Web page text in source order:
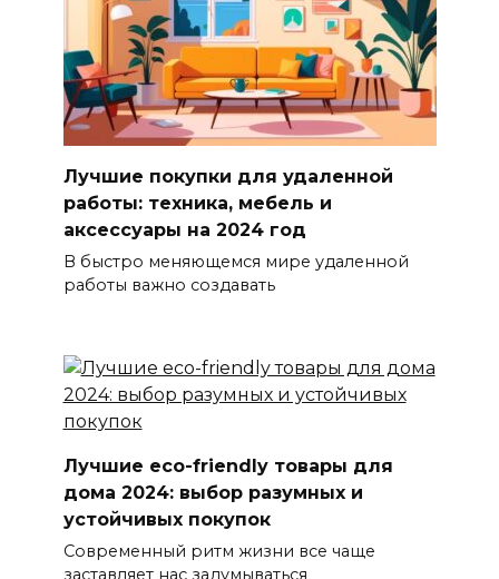
Лучшие покупки для удаленной
работы: техника, мебель и
аксессуары на 2024 год
В быстро меняющемся мире удаленной
работы важно создавать
Лучшие eco-friendly товары для
дома 2024: выбор разумных и
устойчивых покупок
Современный ритм жизни все чаще
заставляет нас задумываться